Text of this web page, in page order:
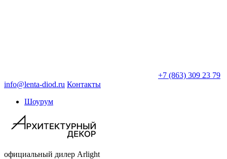
+7 (863) 309 23 79
info@lenta-diod.ru Контакты
Шоурум
официальный дилер Arlight